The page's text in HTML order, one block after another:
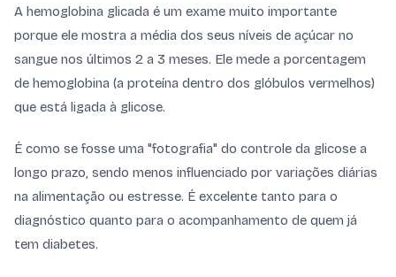
A hemoglobina glicada é um exame muito importante
porque ele mostra a média dos seus níveis de açúcar no
sangue nos últimos 2 a 3 meses. Ele mede a porcentagem
de hemoglobina (a proteína dentro dos glóbulos vermelhos)
que está ligada à glicose.
É como se fosse uma "fotografia" do controle da glicose a
longo prazo, sendo menos influenciado por variações diárias
na alimentação ou estresse. É excelente tanto para o
diagnóstico quanto para o acompanhamento de quem já
tem diabetes.